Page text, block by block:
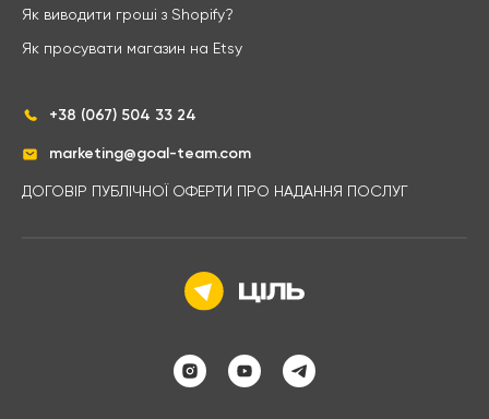
Як виводити гроші з Shopify?
Як просувати магазин на Etsy
+38 (067) 504 33 24
marketing@goal-team.com
ДОГОВІР ПУБЛІЧНОЇ ОФЕРТИ ПРО НАДАННЯ ПОСЛУГ